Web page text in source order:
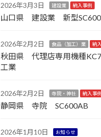
2026年3月3日 建設業 納入事例
山口県 建設業 新型
2026年2月2日 食品（加工）業 納
秋田県 代理店専用機種
工業
2026年2月2日 寺院・神社 納入事例
静岡県 寺院 SC600AB
2026年1月10日 お知らせ